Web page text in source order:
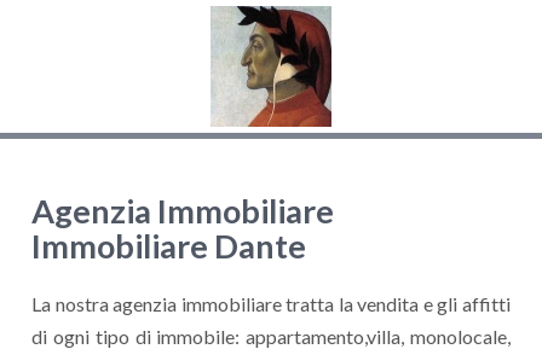
Agenzia Immobiliare
Immobiliare Dante
La nostra agenzia immobiliare tratta la vendita e gli affitti
di ogni tipo di immobile: appartamento,villa, monolocale,